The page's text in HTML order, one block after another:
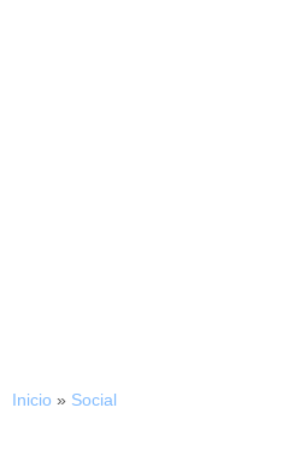
Inicio » Social